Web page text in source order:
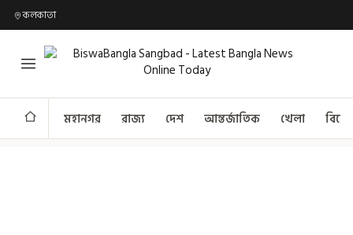
কলকাতা
মহানগর রাজ্য দেশ আন্তর্জাতিক খেলা